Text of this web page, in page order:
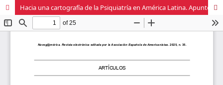
Hacia una cartografía de la Psiquiatría en América Latina. Apuntes para una historia de la Psiquiatría de América Latina